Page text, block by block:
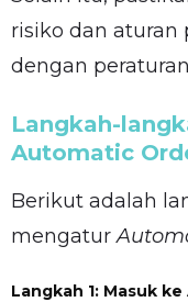
risiko dan aturan
dengan
Langkah-
Automatic
Berikut adalah
mengatur
Langkah 1: Masuk